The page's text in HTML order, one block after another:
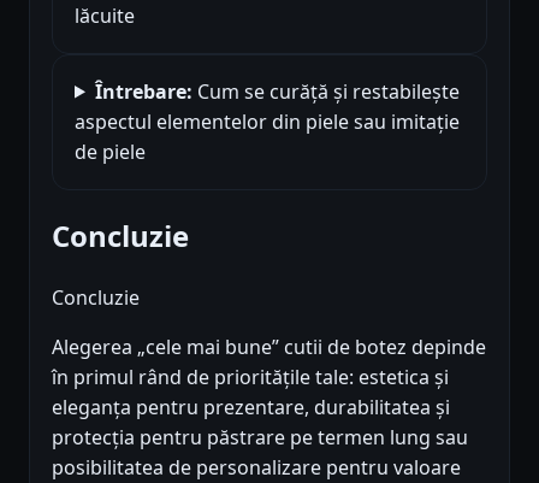
lăcuite
Întrebare: Cum se curăţă şi restabileşte
aspectul elementelor din piele sau imitaţie
de piele
Concluzie
Concluzie
Alegerea „cele mai bune” cutii de botez depinde
în primul rând de prioritățile tale: estetica și
eleganța pentru prezentare, durabilitatea și
protecția pentru păstrare pe termen lung sau
posibilitatea de personalizare pentru valoare